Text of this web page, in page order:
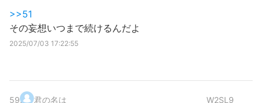
>>51
その妄想いつまで続けるんだよ
2025/07/03 17:22:55
59. 君の名は W2SL9